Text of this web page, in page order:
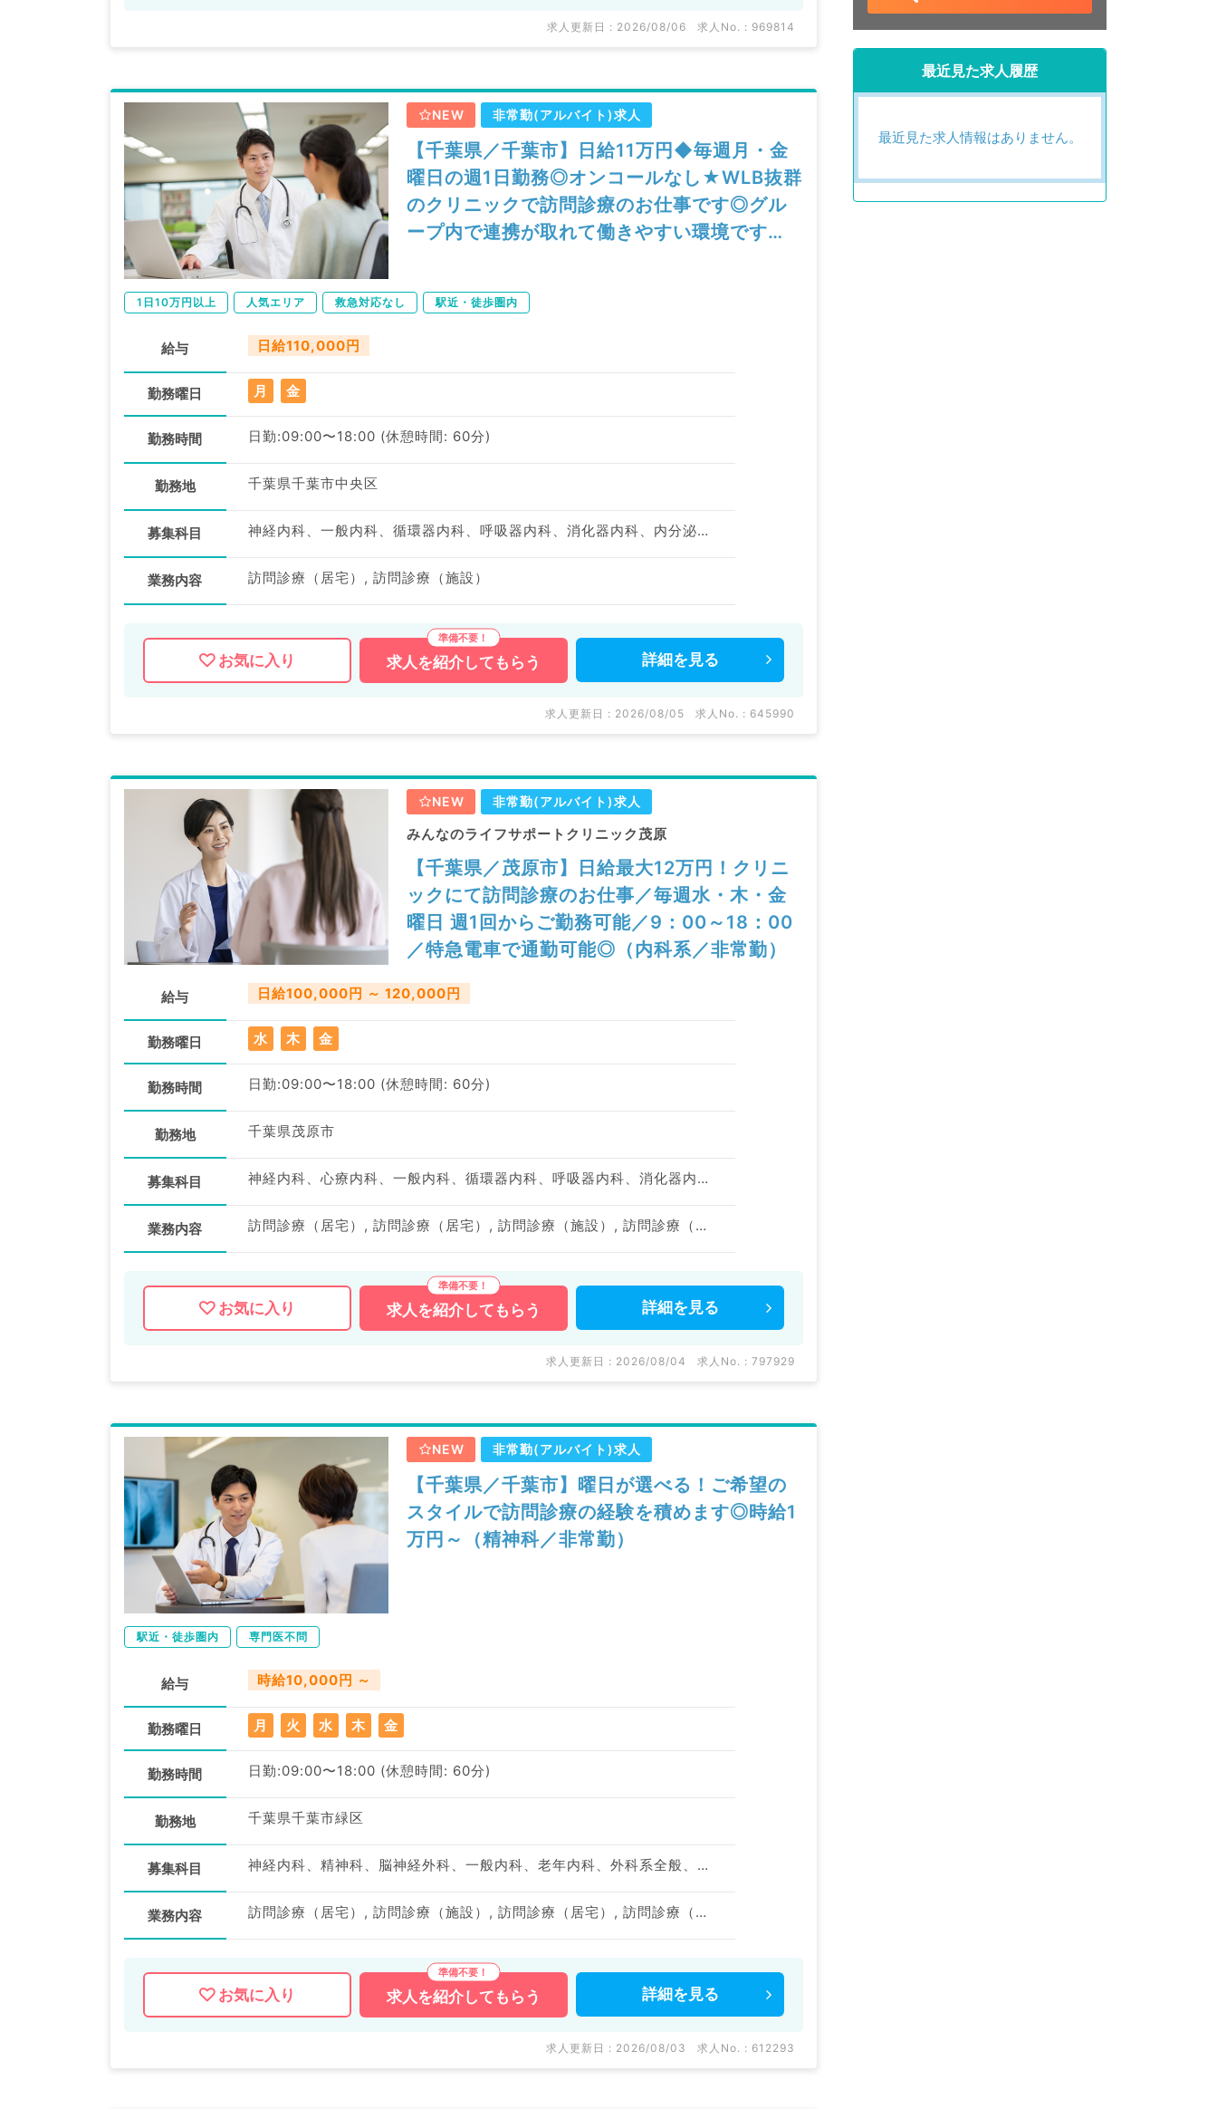
求人更新日 : 2026/08/06 求人No. : 969814
NEW 非常勤(アルバイト)求人
【千葉県／千葉市】日給11万円◆毎週月・金
曜日の週1日勤務◎オンコールなし★WLB抜群
のクリニックで訪問診療のお仕事です◎グル
ープ内で連携が取れて働きやすい環境です
1日10万円以上 人気エリア 救急対応なし 駅近・徒歩圏内
給与 日給110,000円
勤務曜日 月 金
勤務時間 日勤:09:00〜18:00 (休憩時間: 60分)
勤務地 千葉県千葉市中央区
募集科目 神経内科、一般内科、循環器内科、呼吸器内科、消化器内科、内分泌・代謝内科、腎臓内科、老年内科
業務内容 訪問診療（居宅）, 訪問診療（施設）
お気に入り 求人を紹介してもらう 詳細を 見る
求人更新日 : 2026/08/05 求人No. : 645990
NEW 非常勤(アルバイト)求人
みんなのライフサポートクリニック茂原
【千葉県／茂原市】日給最大12万円！クリニ
ックにて訪問診療のお仕事／毎週水・木・金
曜日 週1回からご勤務可能／9：00～18：00
／特急電車で通勤可能◎（内科系／非常勤）
給与 日給100,000円 ～ 120,000円
勤務曜日 水 木 金
勤務時間 日勤:09:00〜18:00 (休憩時間: 60分)
勤務地 千葉県茂原市
募集科目 神経内科、心療内科、一般内科、循環器内科、呼吸器内科、消化器内科、内分泌・代謝内科、腎臓内科、老年内科、膠原病科
業務内容 訪問診療（居宅）, 訪問診療（居宅）, 訪問診療（施設）, 訪問診療（施設）
お気に入り 求人を紹介してもらう 詳細を 見る
求人更新日 : 2026/08/04 求人No. : 797929
NEW 非常勤(アルバイト)求人
【千葉県／千葉市】曜日が選べる！ご希望の
スタイルで訪問診療の経験を積めます◎時給1
万円～（精神科／非常勤）
駅近・徒歩圏内 専門医不問
給与 時給10,000円 ～
勤務曜日 月 火 水 木 金
勤務時間 日勤:09:00〜18:00 (休憩時間: 60分)
勤務地 千葉県千葉市緑区
募集科目 神経内科、精神科、脳神経外科、一般内科、老年内科、外科系全般、一般外科
業務内容 訪問診療（居宅）, 訪問診療（施設）, 訪問診療（居宅）, 訪問診療（施設）
お気に入り 求人を紹介してもらう 詳細を 見る
求人更新日 : 2026/08/03 求人No. : 612293
最近見た求人履歴
最近見た求人情報はありません。